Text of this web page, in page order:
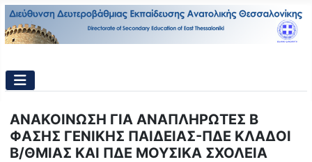
ΑΝΑΚΟΙΝΩΣΗ ΓΙΑ ΑΝΑΠΛΗΡΩΤΕΣ Β
ΦΑΣΗΣ ΓΕΝΙΚΗΣ ΠΑΙΔΕΙΑΣ-ΠΔΕ ΚΛΑΔΟΙ
Β/ΘΜΙΑΣ ΚΑΙ ΠΔΕ ΜΟΥΣΙΚΑ ΣΧΟΛΕΙΑ